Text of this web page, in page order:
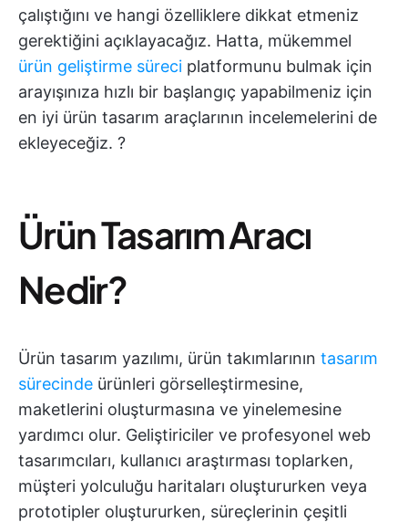
çalıştığını ve hangi özelliklere dikkat etmeniz
gerektiğini açıklayacağız. Hatta, mükemmel
ürün geliştirme süreci platformunu bulmak için
arayışınıza hızlı bir başlangıç yapabilmeniz için
en iyi ürün tasarım araçlarının incelemelerini de
ekleyeceğiz. ?
Ürün Tasarım Aracı
Nedir?
Ürün tasarım yazılımı, ürün takımlarının tasarım
sürecinde ürünleri görselleştirmesine,
maketlerini oluşturmasına ve yinelemesine
yardımcı olur. Geliştiriciler ve profesyonel web
tasarımcıları, kullanıcı araştırması toplarken,
müşteri yolculuğu haritaları oluştururken veya
prototipler oluştururken, süreçlerinin çeşitli